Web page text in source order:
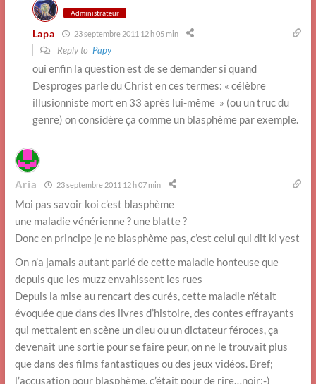
Administrateur
Lapa 23 septembre 2011 12 h 05 min
Reply to Papy
oui enfin la question est de se demander si quand
Desproges parle du Christ en ces termes: « célèbre
illusionniste mort en 33 après lui-même » (ou un truc du
genre) on considère ça comme un blasphème par exemple.
Aria 23 septembre 2011 12 h 07 min
Moi pas savoir koi c’est blasphème
une maladie vénérienne ? une blatte ?
Donc en principe je ne blasphème pas, c’est celui qui dit ki yest
On n’a jamais autant parlé de cette maladie honteuse que
depuis que les muzz envahissent les rues
Depuis la mise au rencart des curés, cette maladie n’était
évoquée que dans des livres d’histoire, des contes effrayants
qui mettaient en scène un dieu ou un dictateur féroces, ça
devenait une sortie pour se faire peur, on ne le trouvait plus
que dans des films fantastiques ou des jeux vidéos. Bref;
l’accusation pour blasphème, c’était pour de rire…noir;-)